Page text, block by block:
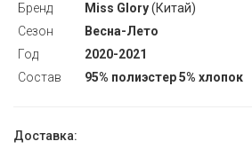
Бренд
Miss Glory(Китай)
Сезон
Весна-Лето
Год
2020-2021
Состав
95% полиэстер 5% хлопок
Доставка: